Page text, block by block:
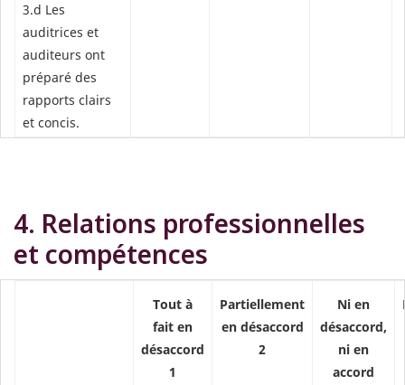
3.d Les
auditrices et
auditeurs ont
préparé des
rapports clairs
et concis.
4. Relations professionnelles
et compétences
Tout à
fait en
désaccord
1
Partiellement
en désaccord
2
Ni en
désaccord,
ni en
accord